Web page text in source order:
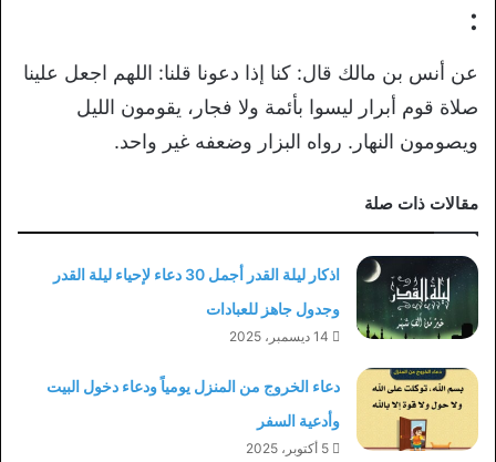
:
عن أنس بن مالك قال‏:‏ كنا إذا دعونا قلنا‏:‏ اللهم اجعل علينا
صلاة قوم أبرار ليسوا بأئمة ولا فجار، يقومون الليل
ويصومون النهار‏.‏ رواه البزار وضعفه غير واحد.‏
مقالات ذات صلة
اذكار ليلة القدر أجمل 30 دعاء لإحياء ليلة القدر
وجدول جاهز للعبادات
14 ديسمبر، 2025
دعاء الخروج من المنزل يومياً ودعاء دخول البيت
وأدعية السفر
5 أكتوبر، 2025